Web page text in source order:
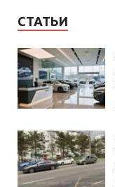
СТАТЬИ